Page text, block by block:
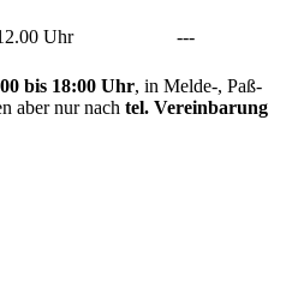
Uhr ---
bis 18:00 Uhr, in Melde-, Paß-
aber nur nach tel. Vereinbarung